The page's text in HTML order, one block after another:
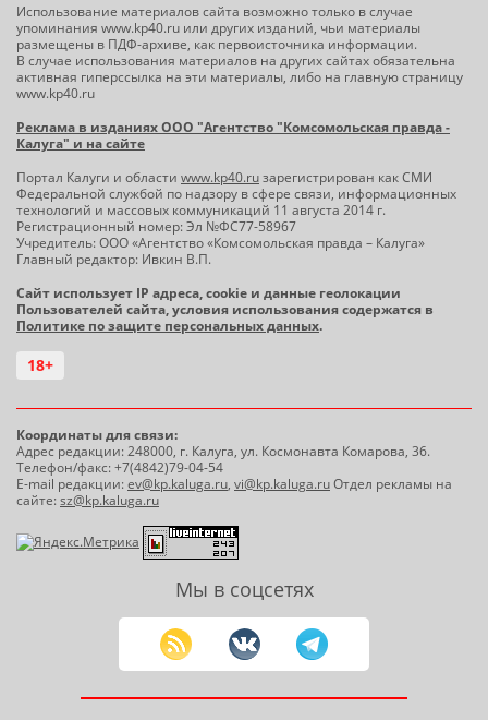
Использование материалов сайта возможно только в случае
упоминания www.kp40.ru или других изданий, чьи материалы
размещены в ПДФ-архиве, как первоисточника информации.
В случае использования материалов на других сайтах обязательна
активная гиперссылка на эти материалы, либо на главную страницу
www.kp40.ru
Реклама в изданиях ООО "Агентство "Комсомольская правда -
Калуга" и на сайте
Портал Калуги и области www.kp40.ruзарегистрирован как СМИ
Федеральной службой по надзору в сфере связи, информационных
технологий и массовых коммуникаций 11 августа 2014 г.
Регистрационный номер: Эл №ФС77-58967
Учредитель: ООО «Агентство «Комсомольская правда – Калуга»
Главный редактор: Ивкин В.П.
Сайт использует IP адреса, cookie и данные геолокации
Пользователей сайта, условия использования содержатся в
Политике по защите персональных данных.
18+
Координаты для связи:
Адрес редакции: 248000, г. Калуга, ул. Космонавта Комарова, 36.
Телефон/факс: +7(4842)79-04-54
E-mail редакции:ev@kp.kaluga.ru, vi@kp.kaluga.ruОтдел рекламы на
сайте:sz@kp.kaluga.ru
Мы в соцсетях